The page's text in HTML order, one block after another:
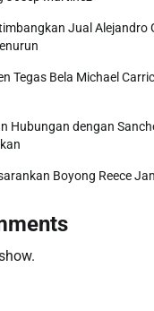
Jual Alejandro
Tegas Bela Michael
Hubungan dengan
Boyong Reece